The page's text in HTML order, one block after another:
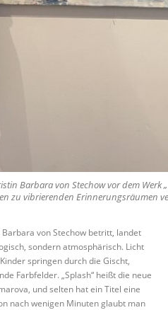
Barbara von Stechow vor dem Werk
zu vibrierenden Erinnerungsräumen
von Stechow betritt, landet
sondern atmosphärisch. Licht
springen durch die Gischt,
Farbfelder. „Splash“ heißt die neue
und selten hat ein Titel eine
nach wenigen Minuten glaubt man